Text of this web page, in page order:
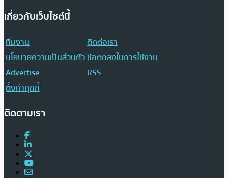
เกี่ยวกับเว็บไซต์นี้
ทีมงาน
ติดต่อเรา
นโยบายความเป็นส่วนตัวข้อตกลงในการใช้งาน
Advertise
RSS
ตั้งค่าคุกกี้
ติดตามเรา